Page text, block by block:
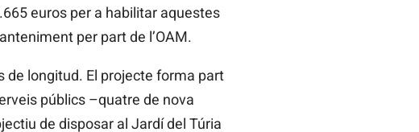
euros per a habilitar aquestes
per part de l’OAM.
de longitud. El projecte forma part
públics –quatre de nova
de disposar al Jardí del Túria